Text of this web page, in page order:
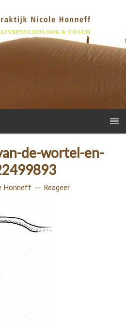
de-wortel-en-
Honneff Reageer